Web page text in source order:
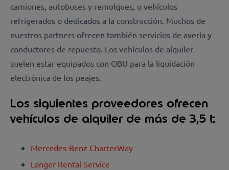
camiones, autobuses y remolques, o vehículos
refrigerados o dedicados a la construcción. Muchos de
nuestros partners ofrecen también servicios de avería y
conductores de repuesto. Los vehículos de alquiler
suelen estar equipados con OBU para la liquidación
electrónica de los peajes.
Los siguientes proveedores ofrecen
vehículos de alquiler de más de 3,5 t:
Mercedes-Benz CharterWay
Langer Rental Service